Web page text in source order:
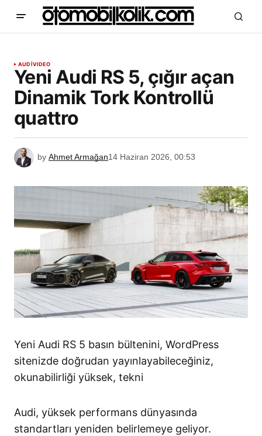
AUDIVIDEO
Yeni Audi RS 5, çığır açan
Dinamik Tork Kontrollü
quattro
by Ahmet Armağan14 Haziran 2026, 00:53
Yeni Audi RS 5 basın bültenini, WordPress
sitenizde doğrudan yayınlayabileceğiniz,
okunabilirliği yüksek, tekni
Audi, yüksek performans dünyasında
standartları yeniden belirlemeye geliyor.